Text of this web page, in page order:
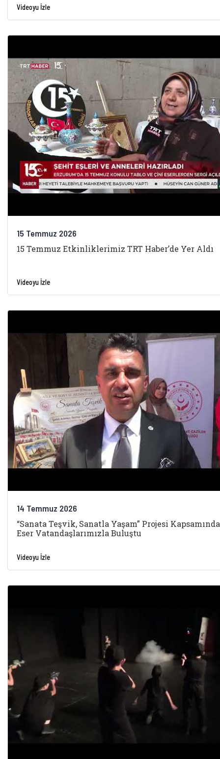
Videoyu İzle
15 Temmuz 2026
15 Temmuz Etkinliklerimiz TRT Haber’de Yer Aldı
Videoyu İzle
14 Temmuz 2026
“Sanata Teşvik, Sanatla Yaşam” Projesi
Eser Vatandaşlarımızla Buluştu
Videoyu İzle